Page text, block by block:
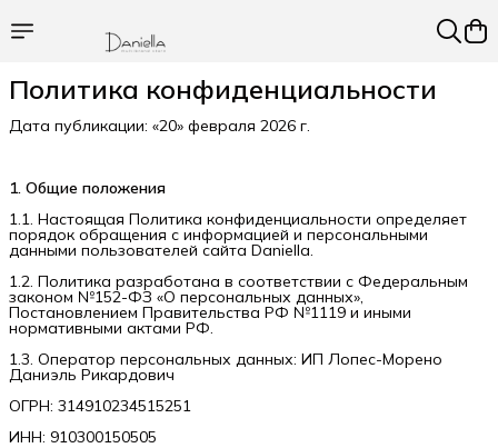
Политика конфиденциальности
Дата публикации: «20» февраля 2026 г.
1. Общие положения
1.1. Настоящая Политика конфиденциальности определяет
порядок обращения с информацией и персональными
данными пользователей сайта Daniella.
1.2. Политика разработана в соответствии с Федеральным
законом №152-ФЗ «О персональных данных»,
Постановлением Правительства РФ №1119 и иными
нормативными актами РФ.
1.3. Оператор персональных данных: ИП Лопес-Морено
Даниэль Рикардович
ОГРН: 314910234515251
ИНН: 910300150505